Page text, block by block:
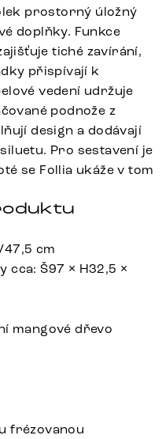
prostorný úložný
doplňky. Funkce
tiché zavírání,
přispívají k
vedení udržuje
podnože z
design a dodávají
Pro sestavení je
se Follia ukáže v tom
cm
Š97 × H32,5 ×
mangové dřevo
frézovanou